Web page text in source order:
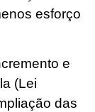
esforço
e
(Lei
das